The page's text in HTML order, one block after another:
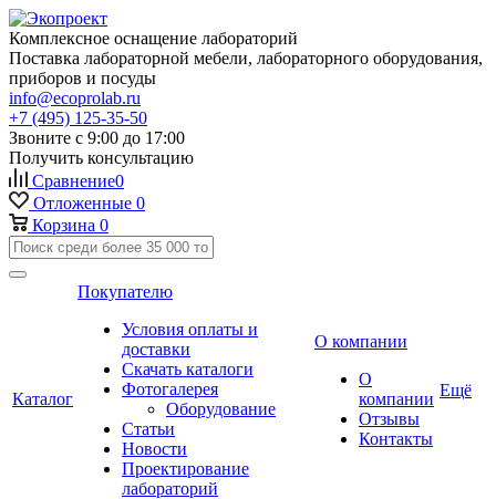
Комплексное оснащение лабораторий
Поставка лабораторной мебели, лабораторного оборудования,
приборов и посуды
info@ecoprolab.ru
+7 (495) 125-35-50
Звоните с 9:00 до 17:00
Получить консультацию
Сравнение0
Отложенные 0
Корзина 0
Каталог
Покупателю
Условия оплаты и
доставки
Скачать каталоги
Фотогалерея
Оборудование
Статьи
Новости
Проектирование
лабораторий
О компании
О
компании
Отзывы
Контакты
Ещё